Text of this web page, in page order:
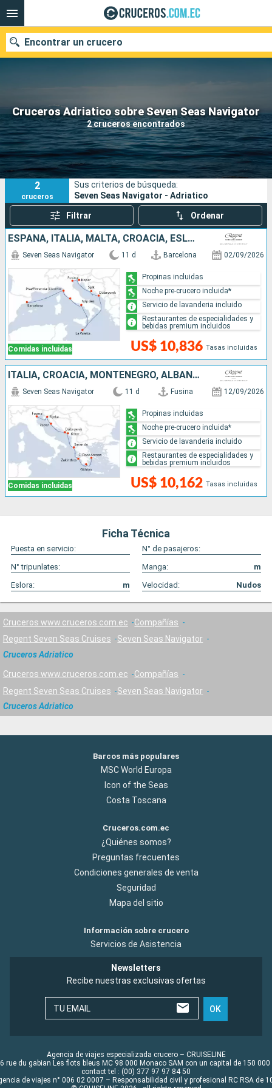
Cruceros Adriatico sobre Seven Seas Navigator
2 cruceros encontrados
Encontrar un crucero
Nuestros destinos
Fecha de salida
Puertos Compañías
Buscar
2
cruceros
Sus criterios de búsqueda:
Seven Seas Navigator - Adriatico
Filtrar Ordenar
ESPAÑA, ITALIA, MALTA, CROACIA, ESLOVENIA
Comidas incluidas
Seven Seas Navigator 11 d Barcelona 02/09/2026
US$ 10,836 Tasas incluidas
Propinas incluidas
Noche pre-crucero incluida*
Servicio de lavanderia incluido
Restaurantes de especialidades y
bebidas premium incluidos
ITALIA, CROACIA, MONTENEGRO, ALBANIA, GRECIA
Comidas incluidas
Seven Seas Navigator 11 d Fusina 12/09/2026
US$ 10,162 Tasas incluidas
Propinas incluidas
Noche pre-crucero incluida*
Servicio de lavanderia incluido
Restaurantes de especialidades y
bebidas premium incluidos
Ficha Técnica
Puesta en servicio:
N° de pasajeros:
N° tripunlates:
Manga:
m
Eslora:
m Velocidad: Nudos
Cruceros www.cruceros.com.ec
Compañías
Regent Seven Seas Cruises
Seven Seas Navigator
Cruceros Adriatico
Cruceros www.cruceros.com.ec
Compañías
Regent Seven Seas Cruises
Seven Seas Navigator
Cruceros Adriatico
Barcos más populares
MSC World Europa
Icon of the Seas
Costa Toscana
Cruceros.com.ec
¿Quiénes somos?
Preguntas frecuentes
Condiciones generales de venta
Seguridad
Mapa del sitio
Información sobre crucero
Servicios de Asistencia
Newsletters
Recibe nuestras exclusivas ofertas
TU EMAIL OK
Agencia de viajes especializada crucero – CRUISELINE
rue du gabian Les flots bleus MC 98 000 Monaco SAM con un capital de 150 000
contact tel : (00) 377 97 97 84 50
de viajes n° 006 02 0007 – Responsabilidad civil y profesional RC RSA de